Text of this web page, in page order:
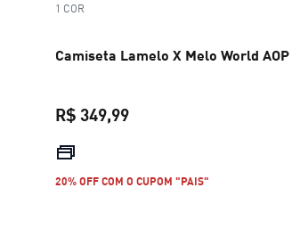
1 COR
Camiseta Lamelo X Melo World AOP
R$ 349,99
20% OFF COM O CUPOM "PAIS"